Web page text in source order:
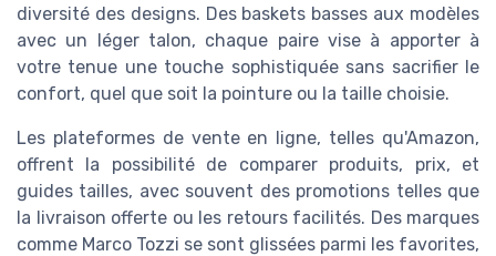
diversité des designs. Des baskets basses aux modèles
avec un léger talon, chaque paire vise à apporter à
votre tenue une touche sophistiquée sans sacrifier le
confort, quel que soit la pointure ou la taille choisie.
Les plateformes de vente en ligne, telles qu'Amazon,
offrent la possibilité de comparer produits, prix, et
guides tailles, avec souvent des promotions telles que
la livraison offerte ou les retours facilités. Des marques
comme Marco Tozzi se sont glissées parmi les favorites,